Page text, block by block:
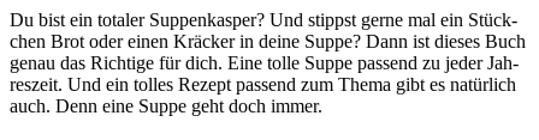
Du bist ein tota­ler Sup­pen­kas­per? Und stippst ger­ne mal ein Stück­
chen Brot oder einen Krä­cker in dei­ne Sup­pe? Dann ist die­ses Buch
genau das Rich­ti­ge für dich. Eine tol­le Sup­pe pas­send zu jeder Jah­
res­zeit. Und ein tol­les Rezept pas­send zum The­ma gibt es natür­lich
auch. Denn eine Sup­pe geht doch immer.